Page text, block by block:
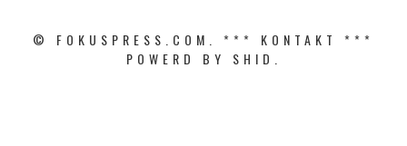
© FOKUSPRESS.COM. *** KONTAKT
***
POWERD BY SHID.